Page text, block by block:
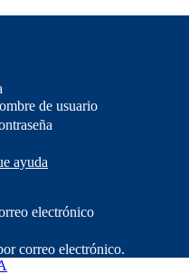
de usuario
ayuda
electrónico
correo electrónico.